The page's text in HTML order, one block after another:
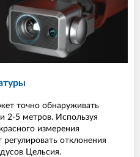
точно обнаруживать
2-5 метров. Используя
измерения
отклонения
Цельсия.